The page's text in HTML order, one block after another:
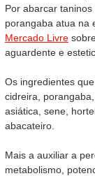
Por abarcar
porangaba atua na
Mercado Livre
aguardente e
Os ingredientes
cidreira,
asiática, sene,
abacateiro.
Mais a auxiliar a
metabolismo,